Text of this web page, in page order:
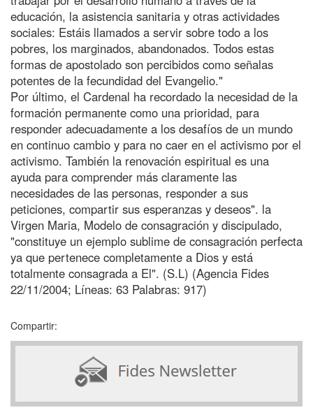
educación, la asistencia sanitaria y otras actividades
sociales: Estáis llamados a servir sobre todo a los
pobres, los marginados, abandonados. Todos estas
formas de apostolado son percibidos como señalas
potentes de la fecundidad del Evangelio."
Por último, el Cardenal ha recordado la necesidad de la
formación permanente como una prioridad, para
responder adecuadamente a los desafíos de un mundo
en continuo cambio y para no caer en el activismo por el
activismo. También la renovación espiritual es una
ayuda para comprender más claramente las
necesidades de las personas, responder a sus
peticiones, compartir sus esperanzas y deseos". la
Virgen Maria, Modelo de consagración y discipulado,
"constituye un ejemplo sublime de consagración perfecta
ya que pertenece completamente a Dios y está
totalmente consagrada a El". (S.L) (Agencia Fides
22/11/2004; Líneas: 63 Palabras: 917)
Compartir: